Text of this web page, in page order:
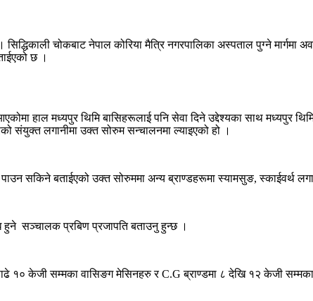
चोकबाट नेपाल कोरिया मैत्रि नगरपालिका अस्पताल पुग्ने मार्गमा
छ ।
हाल मध्यपुर थिमि बासिहरूलाई पनि सेवा दिने उद्देश्यका साथ मध्यपुर
संयुक्त लगानीमा उक्त सोरुम सन्चालनमा ल्याइएको हो ।
सकिने बताईएको उक्त सोरुममा अन्य ब्राण्डहरूमा स्यामसुङ, स्काईवर्थ
हुने सञ्चालक प्रबिण प्रजापति बताउनु हुन्छ ।
केजी सम्मका वासिङग मेसिनहरु र C.G ब्राण्डमा ८ देखि १२ केजी